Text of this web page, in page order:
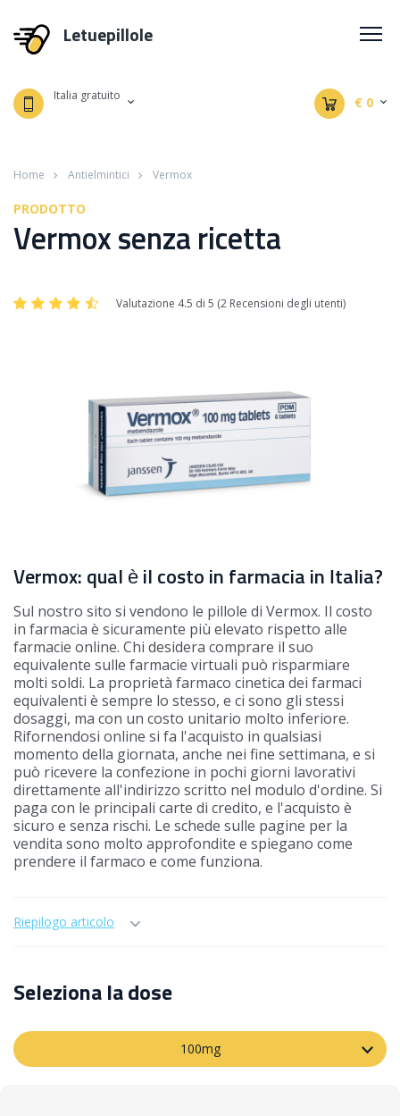
Letuepillole
Italia gratuito € 0
Home Antielmintici Vermox
PRODOTTO
Vermox senza ricetta
Valutazione 4.5 di 5 (2 Recensioni degli utenti)
Vermox: qual è il costo in farmacia in Italia?
Sul nostro sito si vendono le pillole di Vermox. Il costo
in farmacia è sicuramente più elevato rispetto alle
farmacie online. Chi desidera comprare il suo
equivalente sulle farmacie virtuali può risparmiare
molti soldi. La proprietà farmaco cinetica dei farmaci
equivalenti è sempre lo stesso, e ci sono gli stessi
dosaggi, ma con un costo unitario molto inferiore.
Rifornendosi online si fa l'acquisto in qualsiasi
momento della giornata, anche nei fine settimana, e si
può ricevere la confezione in pochi giorni lavorativi
direttamente all'indirizzo scritto nel modulo d'ordine. Si
paga con le principali carte di credito, e l'acquisto è
sicuro e senza rischi. Le schede sulle pagine per la
vendita sono molto approfondite e spiegano come
prendere il farmaco e come funziona.
Riepilogo articolo
Seleziona la dose
100mg